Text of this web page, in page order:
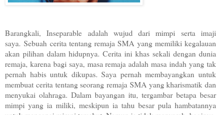
Barangkali, Inseparable adalah wujud dari mimpi serta imaji
saya. Sebuah cerita tentang remaja SMA yang memiliki kegalauan
akan pilihan dalam hidupnya. Cerita ini khas sekali dengan dunia
remaja, karena bagi saya, masa remaja adalah masa indah yang tak
pernah habis untuk dikupas. Saya pernah membayangkan untuk
membuat cerita tentang seorang remaja SMA yang kharismatik dan
menyukai olahraga. Dalam bayangan itu, tergambar betapa besar
mimpi yang ia miliki, meskipun ia tahu besar pula hambatannya